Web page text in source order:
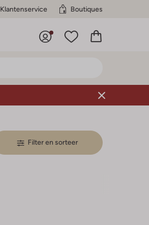
Klantenservice Boutiques
Filter en sorteer